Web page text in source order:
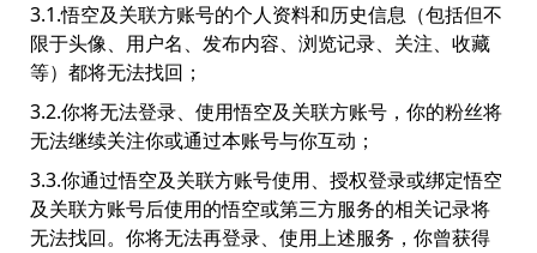
3.1.悟空及关联方账号的个人资料和历史信息（包括但不
限于头像、用户名、发布内容、浏览记录、关注、收藏
等）都将无法找回；
3.2.你将无法登录、使用悟空及关联方账号，你的粉丝将
无法继续关注你或通过本账号与你互动；
3.3.你通过悟空及关联方账号使用、授权登录或绑定悟空
及关联方账号后使用的悟空或第三方服务的相关记录将
无法找回。你将无法再登录、使用上述服务，你曾获得